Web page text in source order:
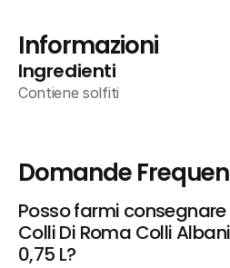
Informazioni
Ingredienti
Contiene solfiti
Domande
Posso farmi
Colli Di Roma Colli
0,75 L?